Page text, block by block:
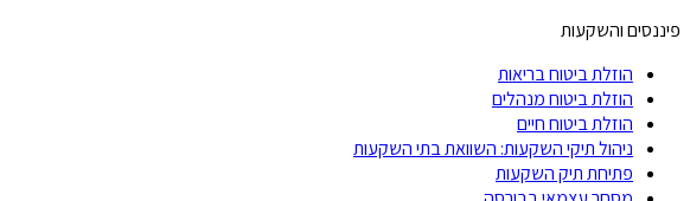
פיננסים והשקעות
הוזלת ביטוח בריאות
הוזלת ביטוח מנהלים
הוזלת ביטוח חיים
ניהול תיקי השקעות: השוואת בתי השקעות
פתיחת תיק השקעות